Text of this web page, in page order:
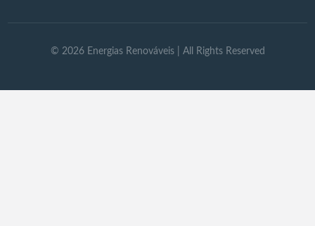
© 2026 Energias Renováveis| All Rights Reserved